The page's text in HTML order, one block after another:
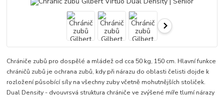
Chrániče zubů pro dospělé a mládež od cca 50 kg, 150 cm. Hlavní funkce
chráničů zubů je ochrana zubů, kdy při nárazu do oblasti čelisti dojde k
rozložení působící síly na všechny zuby včetně mohutnějších stoliček.
Dual Density - dvouvrsvá struktura chrániče ve zvýšené míře tlumí nárazy